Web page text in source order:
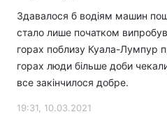
Здавалося б водіям машин
стало лише початком
горах поблизу Куала-Лумпур
горах люди більше доби
все закінчилося добре.
19:31, 10.03.2021